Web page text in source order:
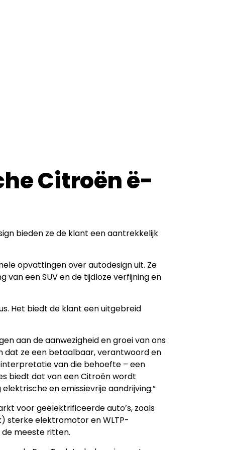
Citroën ë-
bieden ze de klant een aantrekkelijk
opvattingen over autodesign uit. Ze
een SUV en de tijdloze verfijning en
Het biedt de klant een uitgebreid
aan de aanwezigheid en groei van ons
dat ze een betaalbaar, verantwoord en
van die behoefte – een
biedt dat van een Citroën wordt
en emissievrije aandrijving.”
voor geëlektrificeerde auto’s, zoals
sterke elektromotor en WLTP-
meeste ritten.